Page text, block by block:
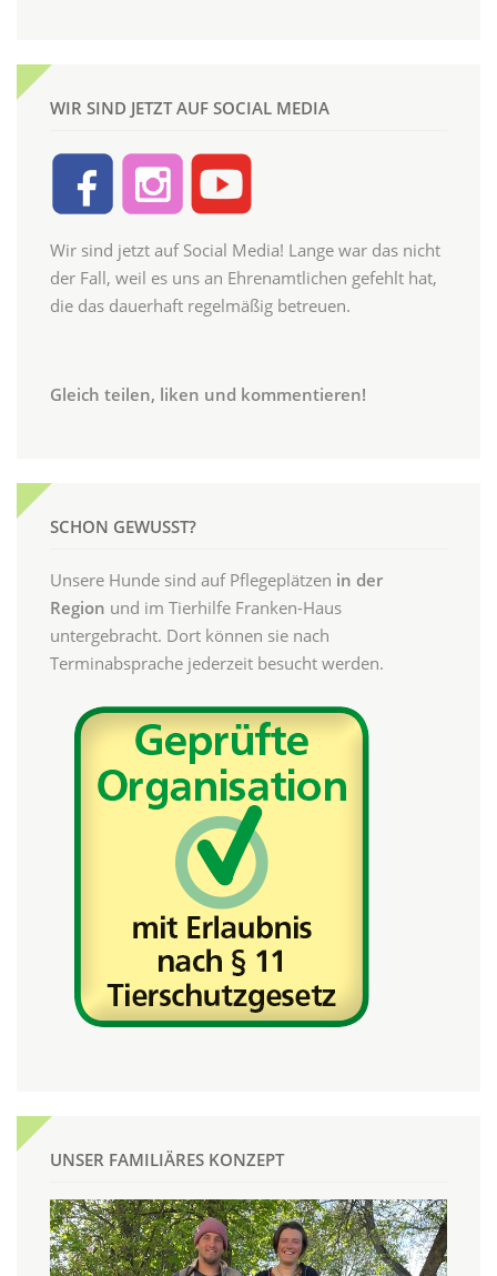
WIR SIND JETZT AUF SOCIAL MEDIA
Wir sind jetzt auf Social Media! Lange war das nicht
der Fall, weil es uns an Ehrenamtlichen gefehlt hat,
die das dauerhaft regelmäßig betreuen.
Gleich teilen, liken und kommentieren!
SCHON GEWUSST?
Unsere Hunde sind auf Pflegeplätzen in der
Region und im Tierhilfe Franken-Haus
untergebracht. Dort können sie nach
Terminabsprache jederzeit besucht werden.
UNSER FAMILIÄRES KONZEPT